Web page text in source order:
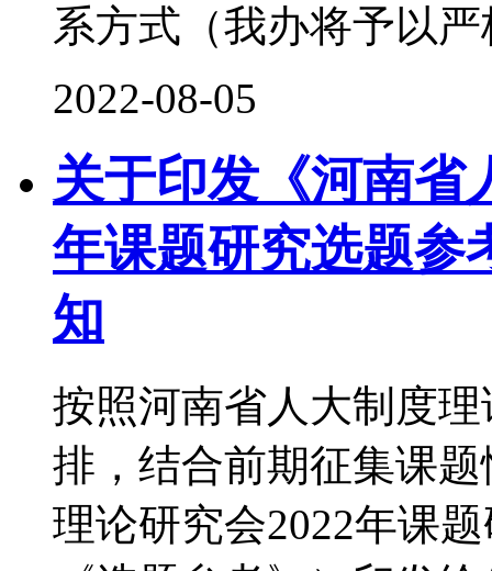
系方式（我办将予以
2022-08-05
关于印发《河南省
年课题研究选题参
知
按照河南省人大制度
排，结合前期征集课
理论研究会2022年课